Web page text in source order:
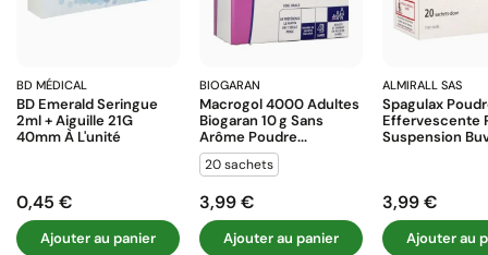
BD MÉDICAL
BD Emerald Seringue
2ml + Aiguille 21G
40mm À L'unité
Prix
0,45 €
Ajouter au panier
BIOGARAN
Macrogol 4000 Adultes
Biogaran 10 G Sans
Arôme Poudre...
20 sachets
Prix
3,99 €
Ajouter au panier
ALMIRALL SAS
Spagulax
Effervescente
Suspension
Prix
3,99 €
Ajouter au